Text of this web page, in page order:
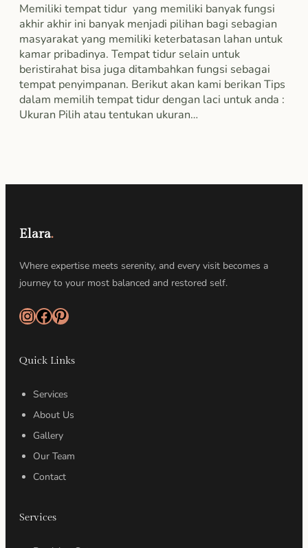
Memiliki tempat tidur yang memiliki banyak fungsi
akhir akhir ini banyak menjadi pilihan bagi sebagian
masyarakat yang memiliki keterbatasan lahan untuk
kamar pribadinya. Tempat tidur selain untuk
beristirahat bisa juga ditambahkan fungsi sebagai
tempat penyimpanan. Berikut akan kami berikan Tips
dalam memilih tempat tidur dengan laci untuk anda :
Ukuran Pilih atau tentukan ukuran…
Elara.
Where expertise meets serenity, and every visit becomes a
journey to your most balanced and restored self.
InstagramFacebook Pinterest
Quick Links
Services
About Us
Gallery
Our Team
Contact
Services